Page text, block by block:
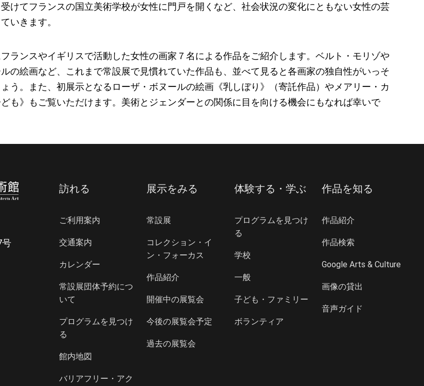
けてフランスの国立美術学校が女性に門戸を開くなど、社会状況の変化にともない女性の芸
いきます。
ランスやイギリスで活動した女性の画家７名による作品をご紹介します。ベルト・モリゾや
の絵画など、これまで常設展で見慣れていた作品も、並べて見ると各画家の独自性がいっそ
う。また、初展示となるローザ・ボヌールの絵画《乳しぼり》（寄託作品）やメアリー・カ
も》もご覧いただけます。美術とジェンダーとの関係に目を向ける機会にもなれば幸いで
号
訪れる
ご利用案内
交通案内
カレンダー
常設展団体予約につ
いて
プログラムを見つけ
る
館内地図
バリアフリー・アク
展示をみる
常設展
コレクション・イ
ン・フォーカス
作品紹介
開催中の展覧会
今後の展覧会予定
過去の展覧会
体験する・学ぶ
プログラムを見つけ
る
学校
一般
子ども・ファミリー
ボランティア
作品を知る
作品紹介
作品検索
Google Arts & Culture
画像の貸出
音声ガイド